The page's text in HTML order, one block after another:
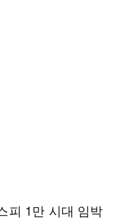
피 1만 시대 임박